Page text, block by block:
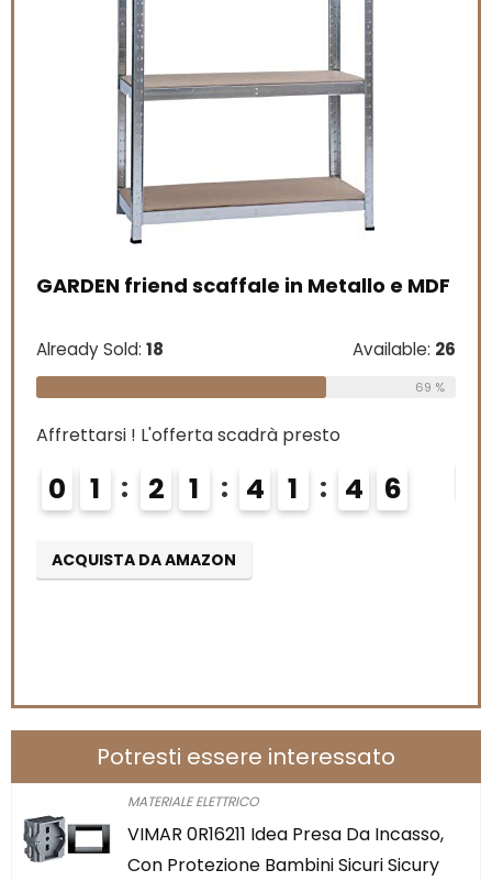
MDF
26
Bosch Home and Garden 06033B6000
PSM 200 AES Levigatrice Universale, 200
Free!
Already Sold:
Affrettarsi ! L'offerta scadrà presto
0 2 2 1 4 1
ACQUISTA DA AMAZON
Potresti essere interessato
MATERIALE ELETTRICO
VIMAR 0R16211 Idea Presa Da Incasso,
Con Protezione Bambini Sicuri Sicury